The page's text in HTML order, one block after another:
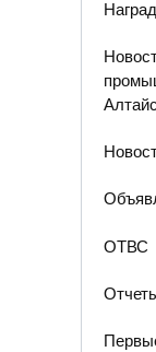
ОТВС